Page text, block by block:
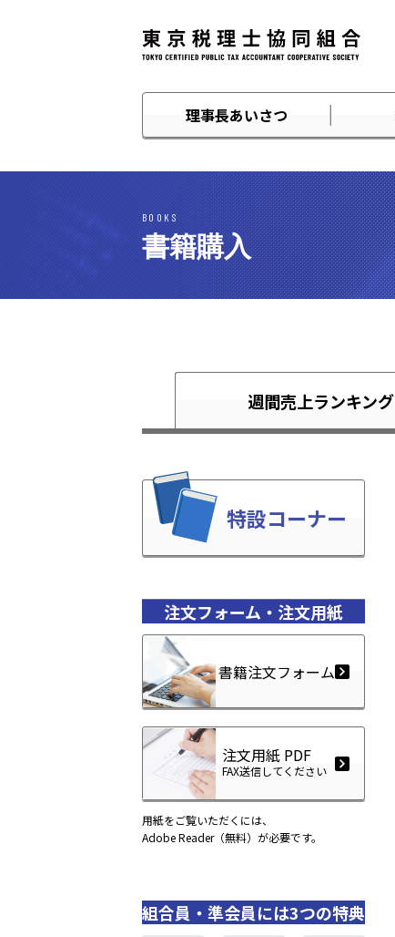
理事長あいさつ
BOOKS
書籍購入
週間売上ランキング
特設コーナー
注文フォーム・注文用紙
書籍注文フォーム
注文用紙 PDF
FAX送信してください
用紙をご覧いただくには、
Adobe Reader（無料）が必要です。
組合員・準会員には3つの特典